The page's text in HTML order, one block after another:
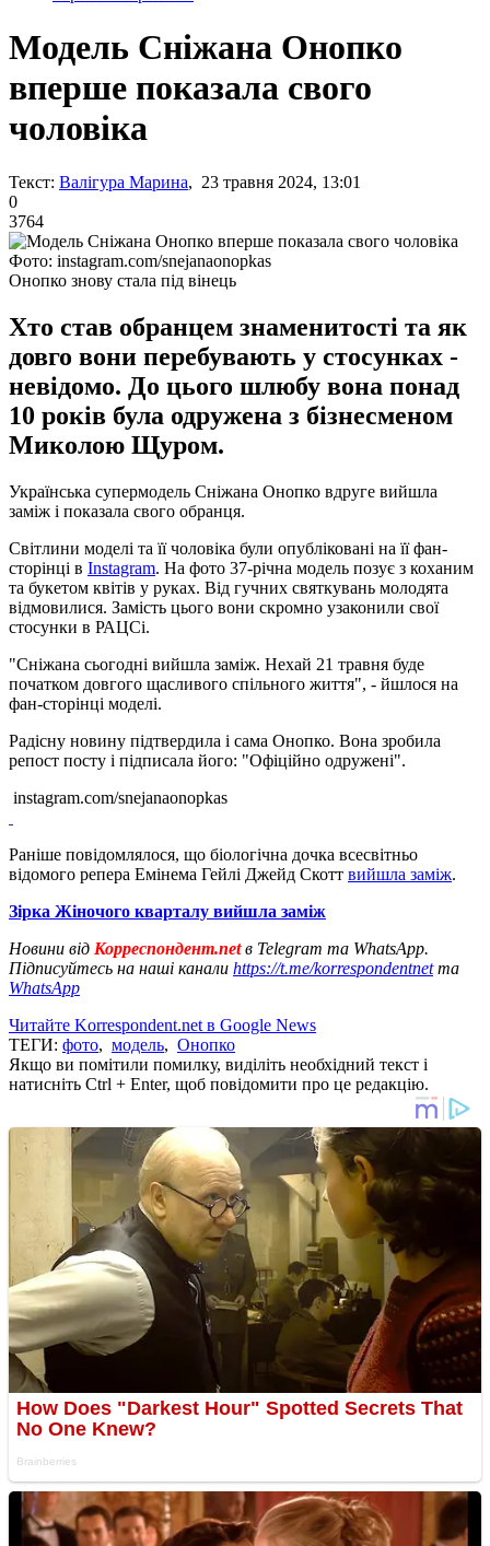
Модель Сніжана Онопко
вперше показала свого
чоловіка
Текст: Валігура Марина, 23 травня 2024, 13:01
0
3764
Фото: instagram.com/snejanaonopkas
Онопко знову стала під вінець
Хто став обранцем знаменитості та як
довго вони перебувають у стосунках -
невідомо. До цього шлюбу вона понад
10 років була одружена з бізнесменом
Миколою Щуром.
Українська супермодель Сніжана Онопко вдруге вийшла
заміж і показала свого обранця.
Світлини моделі та її чоловіка були опубліковані на її фан-
сторінці в Instagram. На фото 37-річна модель позує з коханим
та букетом квітів у руках. Від гучних святкувань молодята
відмовилися. Замість цього вони скромно узаконили свої
стосунки в РАЦСі.
"Сніжана сьогодні вийшла заміж. Нехай 21 травня буде
початком довгого щасливого спільного життя", - йшлося на
фан-сторінці моделі.
Радісну новину підтвердила і сама Онопко. Вона зробила
репост посту і підписала його: "Офіційно одружені".
instagram.com/snejanaonopkas
Раніше повідомлялося, що біологічна дочка всесвітньо
відомого репера Емінема Гейлі Джейд Скотт вийшла заміж.
Зірка Жіночого кварталу вийшла заміж
Новини від Корреспондент.netв Telegram та WhatsApp.
Підписуйтесь на наші канали https://t.me/korrespondentnetта
WhatsApp
Читайте Korrespondent.net в Google News
ТЕГИ: фото, модель, Онопко
Якщо ви помітили помилку, виділіть необхідний текст і
натисніть Ctrl + Enter, щоб повідомити про це редакцію.